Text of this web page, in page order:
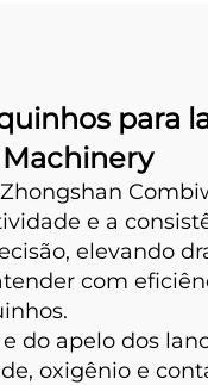
para
e a
elevando
com
apelo dos
oxigênio e